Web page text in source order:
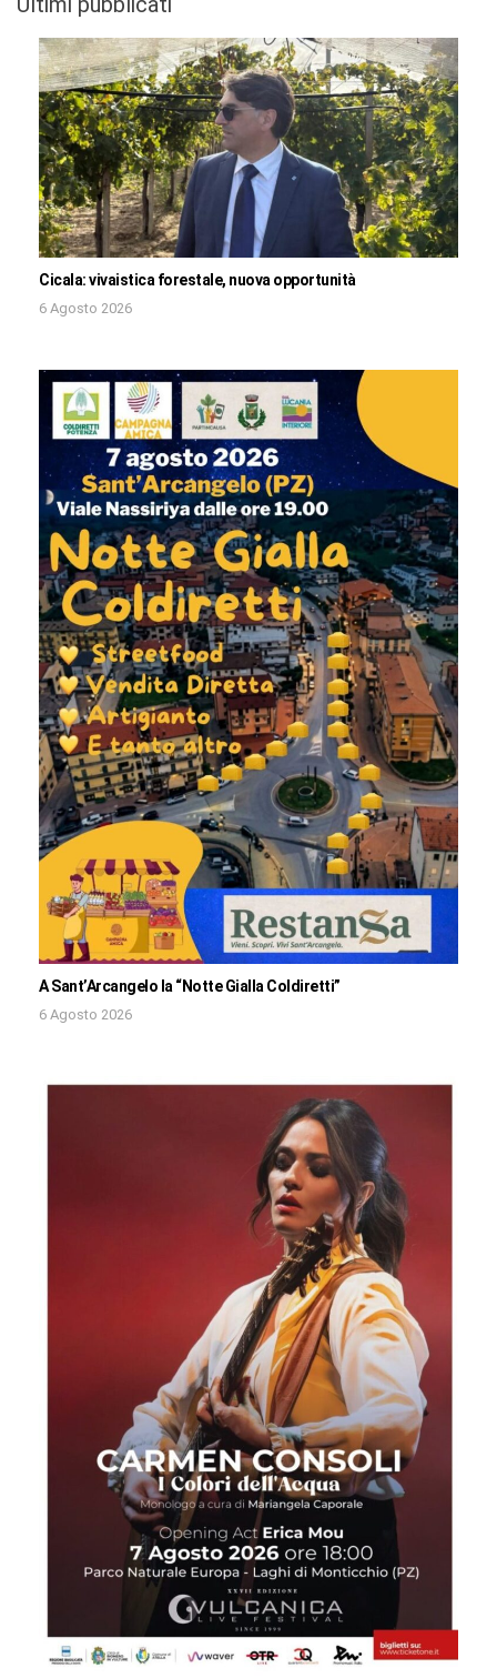
Cicala: vivaistica forestale, nuova opportunità
6 Agosto 2026
A Sant’Arcangelo la “Notte Gialla Coldiretti”
6 Agosto 2026